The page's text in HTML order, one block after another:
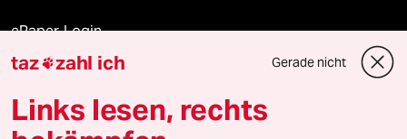
ePaper Login
Downloads für Abonnierende
taz zahl ich Gerade nicht
Links lesen, rechts